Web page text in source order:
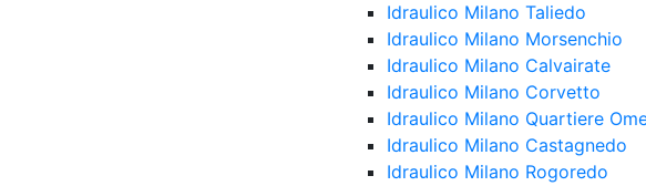
Idraulico Milano Taliedo
Idraulico Milano Morsenchio
Idraulico Milano Calvairate
Idraulico Milano Corvetto
Idraulico Milano Quartiere
Idraulico Milano Castagnedo
Idraulico Milano Rogoredo